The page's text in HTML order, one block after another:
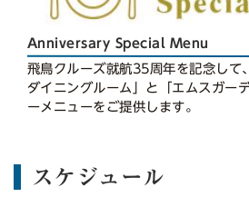
Anniversary Special Menu
飛鳥クルーズ就航35周年を記念して
ダイニングルーム」と「エムスガー
ーメニューをご提供します。
スケジュール